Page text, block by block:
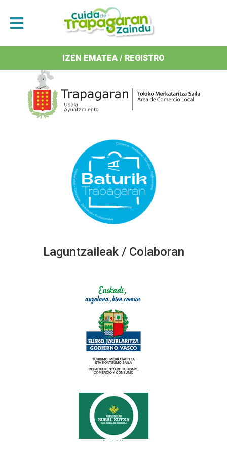
Antolatzaileak / Organizan
Laguntzaileak / Colaboran
IZEN EMATEA / REGISTRO